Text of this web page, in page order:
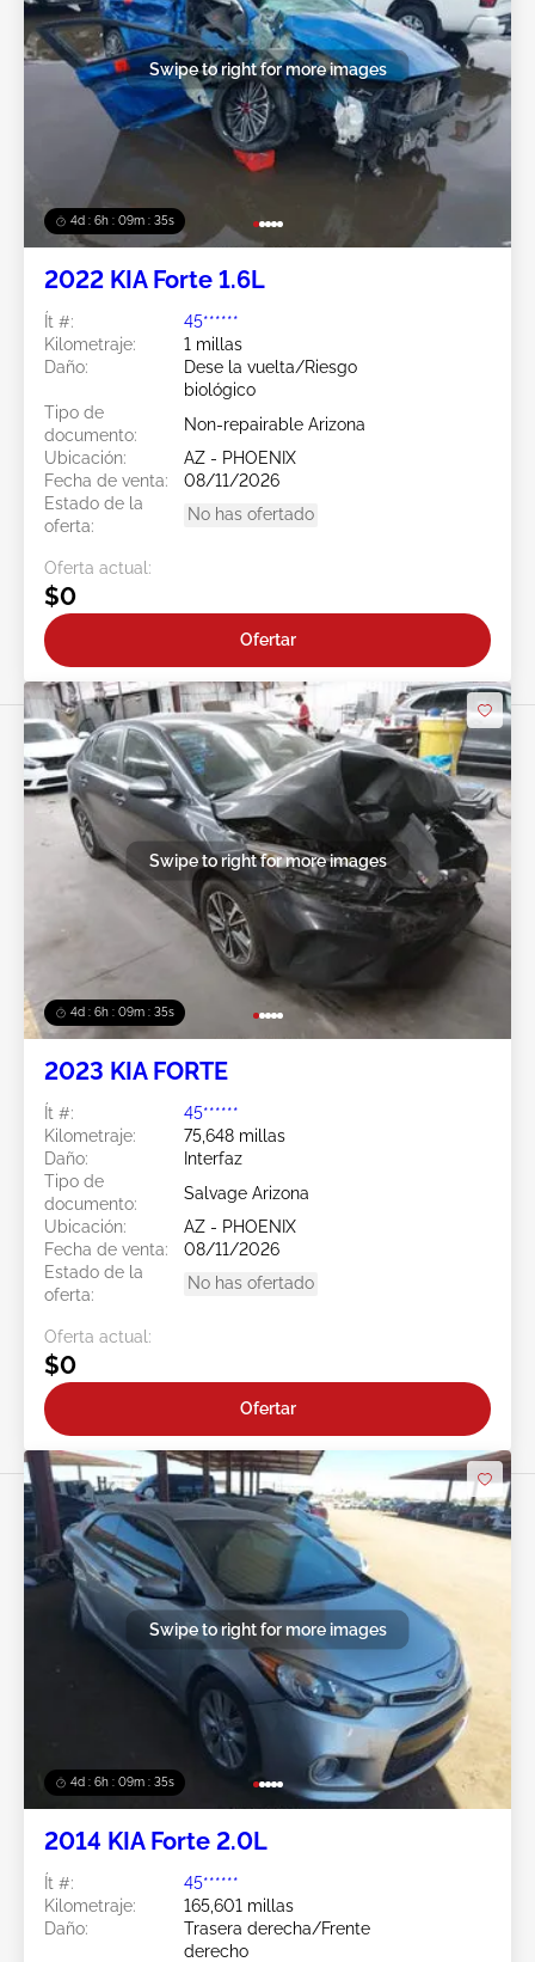
4d : 6h : 09m : 33s
Swipe to right for more images
2022 KIA Forte 1.6L
Ít #:
45******
Kilometraje:
1 millas
Daño:
Dese la vuelta/Riesgo
biológico
Tipo de
documento:
Non-repairable Arizona
Ubicación:
AZ - PHOENIX
Fecha de venta:
08/11/2026
Estado de la
oferta:
No has ofertado
Oferta actual:
$0
Ofertar
4d : 6h : 09m : 33s
Swipe to right for more images
2023 KIA FORTE
Ít #:
45******
Kilometraje:
75,648 millas
Daño:
Interfaz
Tipo de
documento:
Salvage Arizona
Ubicación:
AZ - PHOENIX
Fecha de venta:
08/11/2026
Estado de la
oferta:
No has ofertado
Oferta actual:
$0
Ofertar
4d : 6h : 09m : 33s
Swipe to right for more images
2014 KIA Forte 2.0L
Ít #:
45******
Kilometraje:
165,601 millas
Daño:
Trasera derecha/Frente
derecho